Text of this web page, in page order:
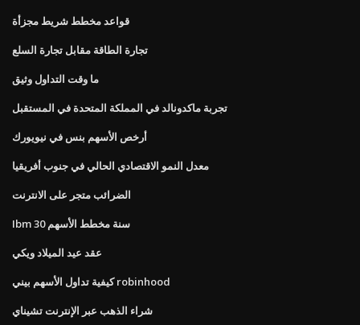
قواعد مخطط شريط مجزأة
تجارة الطاقة مقابل تجارة السلع
ما وقت التداول وثيق
تجربة ماكدونالد في المملكة المتحدة في المستقبل
أرخص الأسهم بنس في نيويورك
معدل النمو الاقتصادي الحالي في جنوب أفريقيا
الضرائب متجر على الانترنت
Ibm 30 سنة مخطط الأسهم
عقد عيد الميلاد ويكي
كيفية تداول الأسهم بيني robinhood
شراء الذهب عبر الإنترنت تشيناي